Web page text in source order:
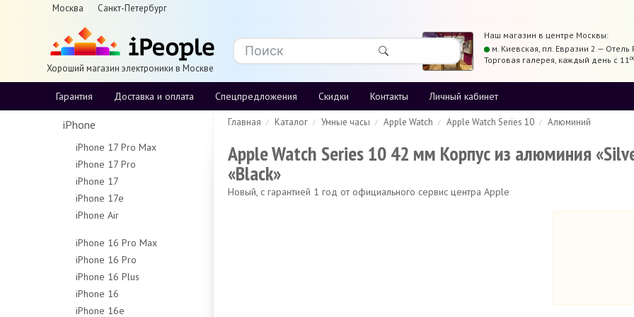
Москва Санкт-Петербург
Хороший магазин электроники в Москве
Наш магазин в центре Москвы:
м. Киевская, пл. Евразии 2 — Отель
Торговая галерея, каждый день с 11
Гарантия Доставка и оплата Спецпредложения Скидки Контакты Личный кабинет
iPhone
iPhone 17 Pro Max
256Gb
512Gb
1Tb
2Tb
iPhone 17 Pro
256Gb
512Gb
1Tb
iPhone 17
256Gb
512Gb
iPhone 17e
256Gb
iPhone Air
iPhone 16 Pro Max
256Gb
512Gb
1Tb
iPhone 16 Pro
128Gb
256Gb
512Gb
iPhone 16 Plus
128Gb
256Gb
iPhone 16
128Gb
iPhone 16e
Главная Каталог Умные часы Apple Watch Apple Watch Series 10 Алюминий
Apple Watch Series 10 42 мм Корпус из алюминия
«Black»
Новый, с гарантией 1 год от официального сервис центра Apple